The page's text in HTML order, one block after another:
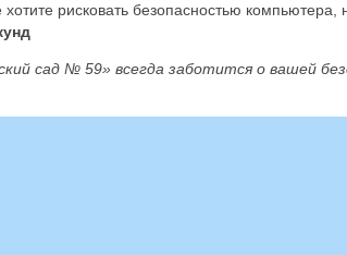
рисковать безопасностью компьютера,
сад № 59» всегда заботится о вашей